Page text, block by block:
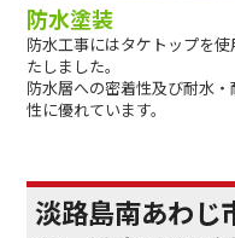
防水塗装
防水工事にはタケトップを使
たしました。
防水層への密着性及び耐水・
性に優れています。
淡路島南あわじ